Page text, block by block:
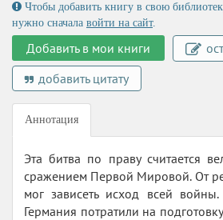
Чтобы добавить книгу в свою
нужно сначала войти на сайт.
Добавить в мои книги
добавить цитату
Аннотация
Эта битва по праву считается
сражением Первой Мировой. От
мог зависеть исход всей
Германия потратили на